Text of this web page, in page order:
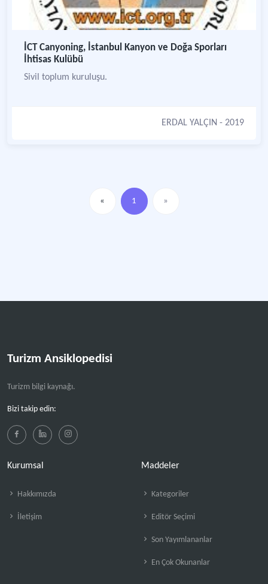
İCT Canyoning, İstanbul Kanyon ve Doğa Sporları
İhtisas Kulübü
Sivil toplum kuruluşu.
ERDAL YALÇIN - 2019
« 1 »
Turizm Ansiklopedisi
Turizm bilgi kaynağı.
Bizi takip edin:
Kurumsal
Hakkımızda
İletişim
Maddeler
Kategoriler
Editör Seçimi
Son Yayımlananlar
En Çok Okunanlar